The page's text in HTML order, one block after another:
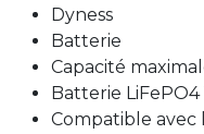
Dyness
Batterie
Capacité
Batterie LiFePO4
Compatible